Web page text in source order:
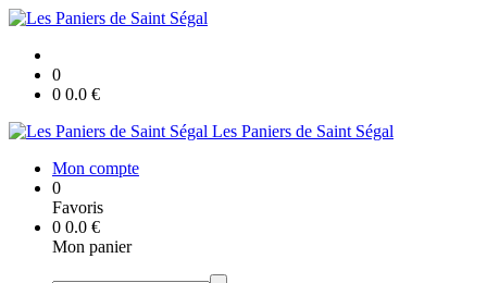
0
0 0.0 €
Les Paniers de Saint Ségal
Mon compte
0
Favoris
0 0.0 €
Mon panier